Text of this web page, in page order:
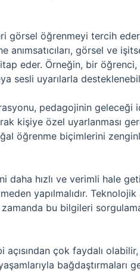
görsel öğrenmeyi tercih
görsel ve
eder. Örneğin, bir öğrenci,
sesli uyarılarla
pedagojinin geleceği
kişiye özel uyarlanması
öğrenme biçimlerini
hızlı ve verimli hale
yapılmalıdır.
bu bilgileri
açısından çok faydalı
bağdaştırmaları